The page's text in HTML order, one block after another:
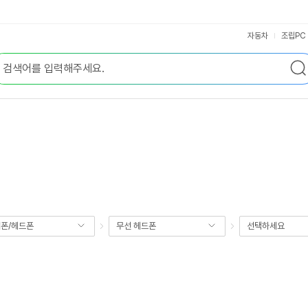
자동차 조립PC
/헤드폰 무선 헤드폰 선택하세요